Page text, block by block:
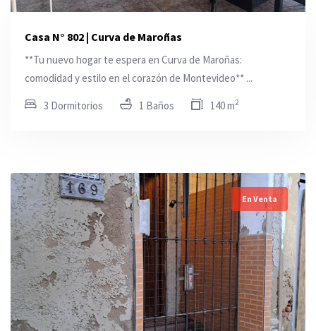
Casa N° 802 | Curva de Maroñas
**Tu nuevo hogar te espera en Curva de Maroñas:
comodidad y estilo en el corazón de Montevideo** ...
3 Dormitorios 1 Baños 140 m2
En Venta